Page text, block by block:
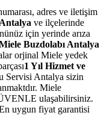
adres ve iletişim
ve ilçelerinde
için yerinde arıza
Buzdolabı Antalya
orjinal Miele yedek
1 Yıl Hizmet ve
Servisi Antalya sizin
Miele
ulaşabilirsiniz.
uygun fiyat garantisi